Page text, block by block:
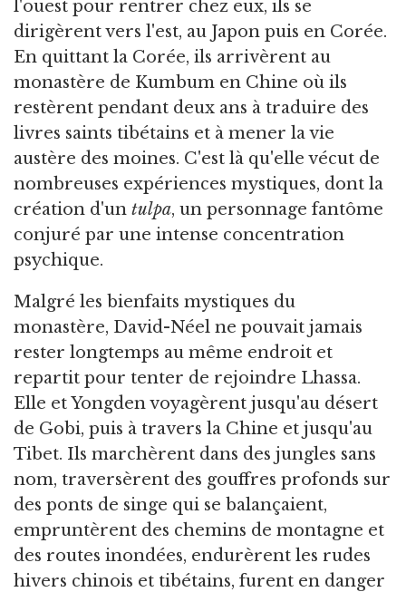
l'ouest pour rentrer chez eux, ils se
dirigèrent vers l'est, au Japon puis en Corée.
En quittant la Corée, ils arrivèrent au
monastère de Kumbum en Chine où ils
restèrent pendant deux ans à traduire des
livres saints tibétains et à mener la vie
austère des moines. C'est là qu'elle vécut de
nombreuses expériences mystiques, dont la
création d'un tulpa, un personnage fantôme
conjuré par une intense concentration
psychique.
Malgré les bienfaits mystiques du
monastère, David-Néel ne pouvait jamais
rester longtemps au même endroit et
repartit pour tenter de rejoindre Lhassa.
Elle et Yongden voyagèrent jusqu'au désert
de Gobi, puis à travers la Chine et jusqu'au
Tibet. Ils marchèrent dans des jungles sans
nom, traversèrent des gouffres profonds sur
des ponts de singe qui se balançaient,
empruntèrent des chemins de montagne et
des routes inondées, endurèrent les rudes
hivers chinois et tibétains, furent en danger